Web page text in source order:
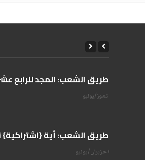
على طريق الشعب: المجد للرابع
على طريق الشعب: أية {اشتراكية}
07 حزيران/يونيو